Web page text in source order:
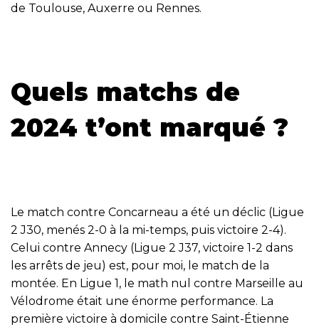
de Toulouse, Auxerre ou Rennes.
Quels matchs de
2024 t’ont marqué ?
Le match contre Concarneau a été un déclic (Ligue
2 J30, menés 2-0 à la mi-temps, puis victoire 2-4).
Celui contre Annecy (Ligue 2 J37, victoire 1-2 dans
les arrêts de jeu) est, pour moi, le match de la
montée. En Ligue 1, le math nul contre Marseille au
Vélodrome était une énorme performance. La
première victoire à domicile contre Saint-Étienne